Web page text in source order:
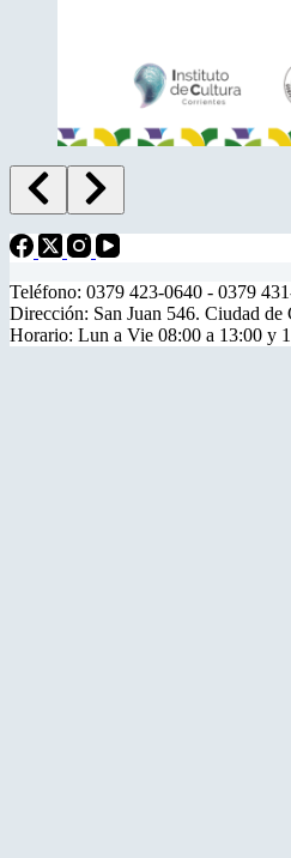
Teléfono: 0379 423-0640 - 0379
Dirección: San Juan 546. Ciudad de
Horario: Lun a Vie 08:00 a 13:00 y